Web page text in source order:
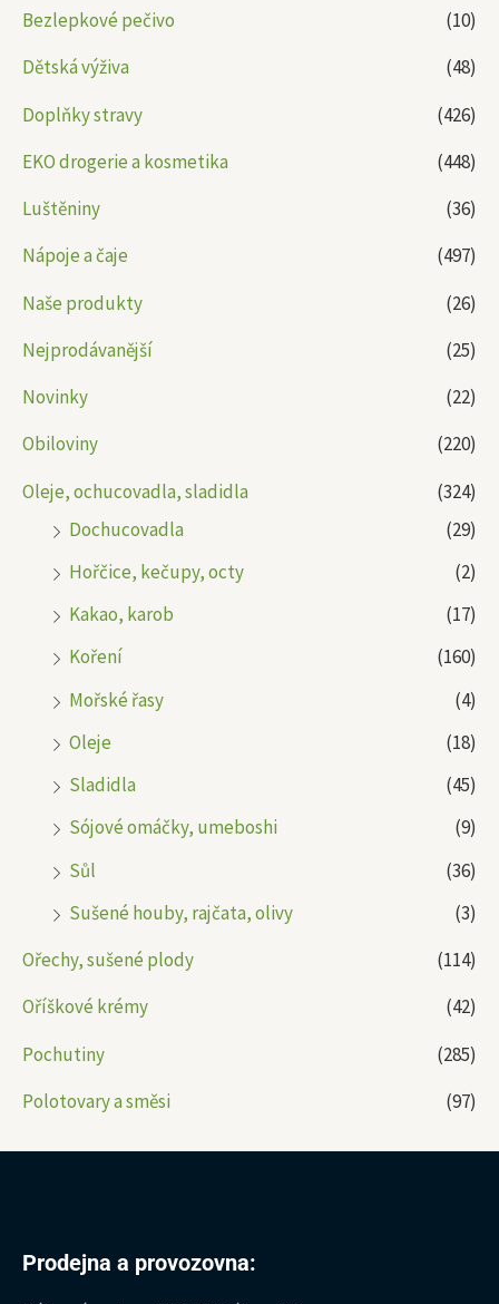
Bezlepkové pečivo
(10)
Dětská výživa
(48)
Doplňky stravy
(426)
EKO drogerie a kosmetika
(448)
Luštěniny
(36)
Nápoje a čaje
(497)
Naše produkty
(26)
Nejprodávanější
(25)
Novinky
(22)
Obiloviny
(220)
Oleje, ochucovadla, sladidla
(324)
Dochucovadla
(29)
Hořčice, kečupy, octy
(2)
Kakao, karob
(17)
Koření
(160)
Mořské řasy
(4)
Oleje
(18)
Sladidla
(45)
Sójové omáčky, umeboshi
(9)
Sůl
(36)
Sušené houby, rajčata, olivy
(3)
Ořechy, sušené plody
(114)
Oříškové krémy
(42)
Pochutiny
(285)
Polotovary a směsi
(97)
Prodejna a provozovna: